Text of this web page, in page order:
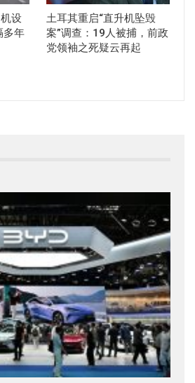
设
多年
土耳其重启“直升机坠毁
案”调查：19人被捕，前政
党领袖之死疑云再起